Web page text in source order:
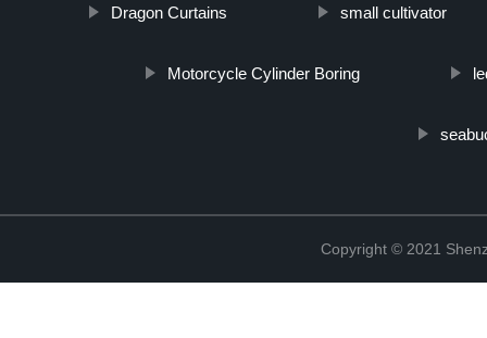
Dragon Curtains small cultivator
Motorcycle Cylinder Boring
Copyright © 2021